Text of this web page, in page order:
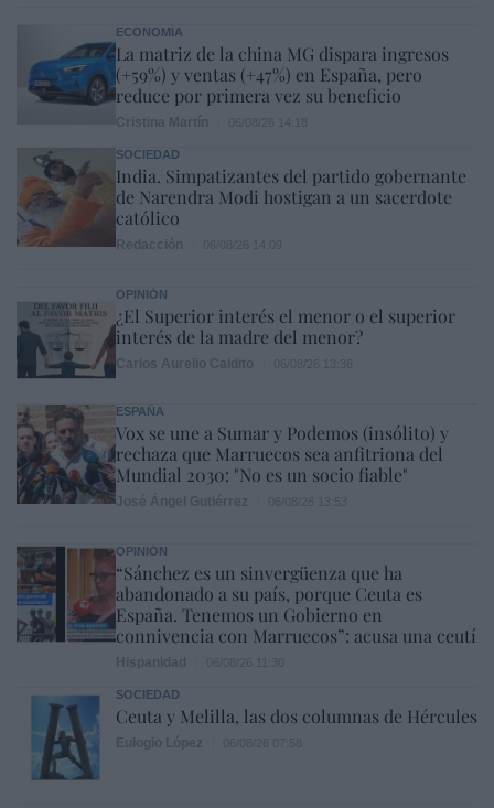
ECONOMÍA
La matriz de la china MG dispara ingresos
(+59%) y ventas (+47%) en España, pero
reduce por primera vez su beneficio
SOCIEDAD
India. Simpatizantes del partido gobernante
de Narendra Modi hostigan a un sacerdote
católico
OPINIÓN
¿El Superior interés el menor o el superior
interés de la madre del menor?
ESPAÑA
Vox se une a Sumar y Podemos (insólito) y
rechaza que Marruecos sea anfitriona del
Mundial 2030: "No es un socio fiable"
OPINIÓN
“Sánchez es un sinvergüenza que ha
abandonado a su país, porque Ceuta es
España. Tenemos un Gobierno en
connivencia con Marruecos”: acusa una ceutí
SOCIEDAD
Ceuta y Melilla, las dos columnas de Hércules